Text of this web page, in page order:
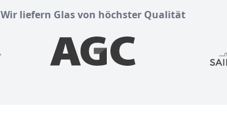
Wir liefern Glas von höchster Qualität